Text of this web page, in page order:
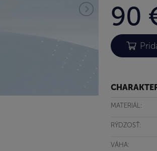
90
MATERIÁL:
RÝDZOSŤ:
VÁHA: